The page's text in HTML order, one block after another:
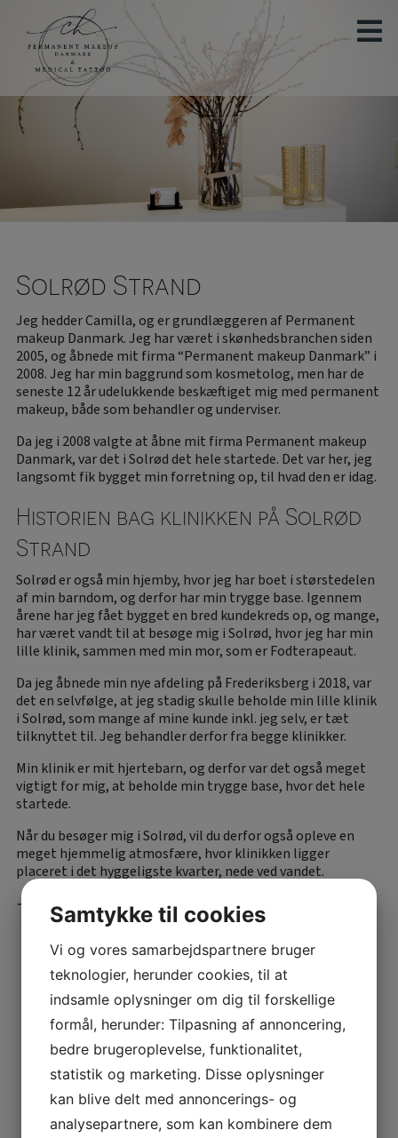
indholdet
Solrød Strand
Jeg hedder Camilla, og er grundlæggeren af Permanent
makeup Danmark. Jeg har været i skønhedsbranchen siden
2005, og åbnede mit firma “Permanent makeup Danmark” i
2008. Jeg har min baggrund som kosmetolog, men har de
seneste 12 år udelukkende beskæftiget mig med permanent
makeup, både som behandler og underviser.
Da jeg i 2008 valgte at åbne mit firma Permanent makeup
Danmark, var det i Solrød det hele startede. Det var her, jeg
langsomt fik bygget min forretning op, til hvad den er idag.
Historien bag klinikken på Solrød
Strand
Solrød er også min hjemby, hvor jeg har boet i størstedelen
af min barndom, og derfor har min trygge base. Igennem
årene har jeg fået bygget en bred kundekreds op, og mange,
har været vandt til at besøge mig i Solrød, hvor jeg har min
lille klinik, sammen med min mor, som er Fodterapeaut.
Da jeg åbnede min nye afdeling på Frederiksberg i 2018, var
det en selvfølge, at jeg stadig skulle beholde min lille klinik
i Solrød, som mange af mine kunde inkl. jeg selv, er tæt
tilknyttet til. Jeg behandler derfor fra begge klinikker.
Min klinik er mit hjertebarn, og derfor var det også meget
vigtigt for mig, at beholde min trygge base, hvor det hele
startede.
Når du besøger mig i Solrød, vil du derfor også opleve en
meget hjemmelig atmosfære, hvor klinikken ligger
placeret i det hyggeligste kvarter, nede ved vandet.
– Camilla Hemmingsen
Samtykke til cookies
Vi og vores samarbejdspartnere bruger
teknologier, herunder cookies, til at
indsamle oplysninger om dig til forskellige
formål, herunder: Tilpasning af annoncering,
bedre brugeroplevelse, funktionalitet,
statistik og marketing. Disse oplysninger
kan blive delt med annoncerings- og
analysepartnere, som kan kombinere dem